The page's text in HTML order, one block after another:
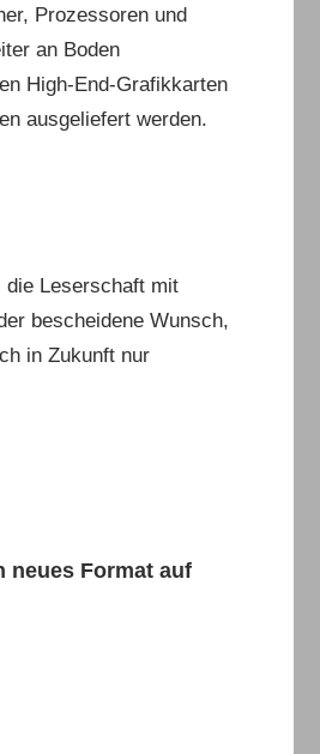
Prozessoren und
an Boden
High-End-Grafikkarten
ausgeliefert werden.
die Leserschaft mit
bescheidene Wunsch,
in Zukunft nur
neues Format auf